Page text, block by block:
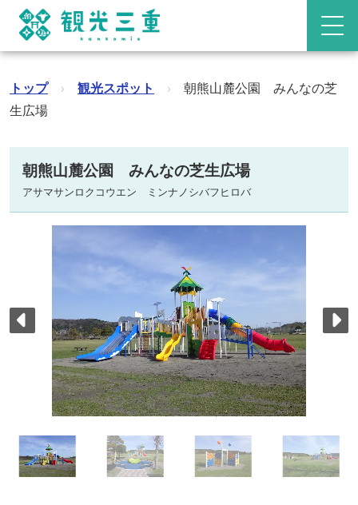
トップ › 観光スポット ›
朝熊山麓公園 みんなの芝
生広場
朝熊山麓公園 みんなの芝生広場
アサマサンロクコウエン ミンナノシバフヒロバ